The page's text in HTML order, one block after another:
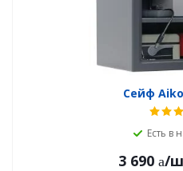
Сейф
Есть в
3 690 /